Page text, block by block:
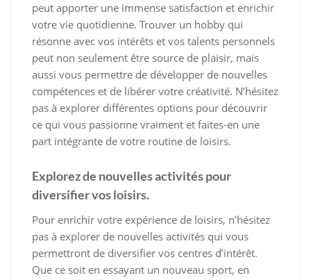
peut apporter une immense satisfaction et enrichir
votre vie quotidienne. Trouver un hobby qui
résonne avec vos intérêts et vos talents personnels
peut non seulement être source de plaisir, mais
aussi vous permettre de développer de nouvelles
compétences et de libérer votre créativité. N’hésitez
pas à explorer différentes options pour découvrir
ce qui vous passionne vraiment et faites-en une
part intégrante de votre routine de loisirs.
Explorez de nouvelles activités pour
diversifier vos loisirs.
Pour enrichir votre expérience de loisirs, n’hésitez
pas à explorer de nouvelles activités qui vous
permettront de diversifier vos centres d’intérêt.
Que ce soit en essayant un nouveau sport, en